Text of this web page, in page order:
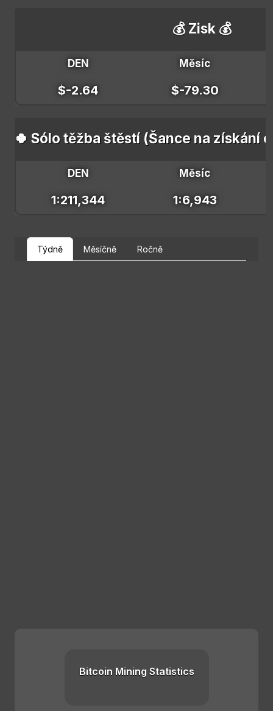
💰 Zisk 💰
DEN Měsíc
$-2.64 $-79.30
🍀 Sólo těžba štěstí (Šance na získání
DEN Měsíc
1:211,344 1:6,943
Týdně Měsíčně Ročně
Bitcoin Mining Statistics